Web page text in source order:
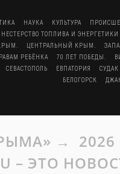
НАУКА КУЛЬТУРА
ТОПЛИВА И
ЦЕНТРАЛЬНЫЙ КРЫМ.
РЕБЁНКА 70 ЛЕТ ПОБЕДЫ.
СЕВАСТОПОЛЬ ЕВПАТОРИЯ
СУДАК
БЕЛОГОРСК
→ 2026
– ЭТО